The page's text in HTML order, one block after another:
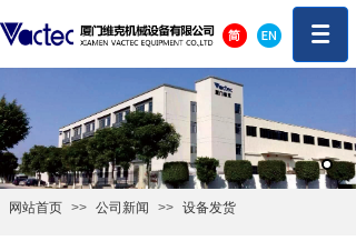
网站首页 >> 公司新闻 >> 设备发货